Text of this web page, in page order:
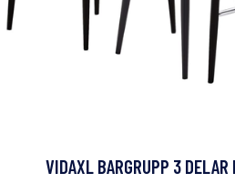
VIDAXL BARGRUPP 3